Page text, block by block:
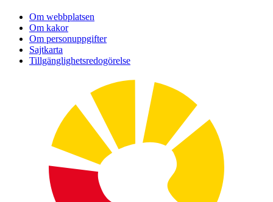
Om webbplatsen
Om kakor
Om personuppgifter
Sajtkarta
Tillgänglighetsredogörelse